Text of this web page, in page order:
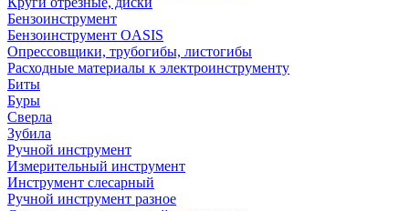
Бензоинструмент
Бензоинструмент OASIS
Опрессовщики, трубогибы, листогибы
Расходные материалы к электроинструменту
Биты
Буры
Сверла
Зубила
Ручной инструмент
Измерительный инструмент
Инструмент слесарный
Ручной инструмент разное